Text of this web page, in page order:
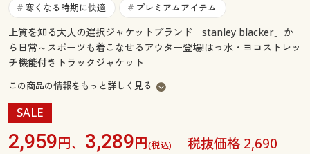
ご利用ガイド
よくある質問とお問い合わせ
よくある質問とお問い合わせ
# 寒くなる時期に快適 # プレミアムアイテム
上質を知る大人の選択ジャケットブランド「stanley blacker」か
ら日常～スポーツも着こなせるアウター登場!はっ水・ヨコストレッ
チ機能付きトラックジャケット
この商品の情報をもっと詳しく見る
SALE
2,959円、 3,289円(税込)
税抜価格 2,690